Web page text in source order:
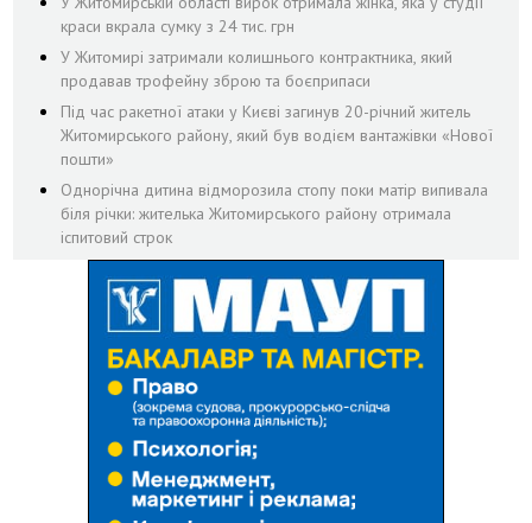
краси вкрала сумку з 24 тис. грн
У Житомирі затримали колишнього контрактника, який
продавав трофейну зброю та боєприпаси
Під час ракетної атаки у Києві загинув 20-річний житель
Житомирського району, який був водієм вантажівки «Нової
пошти»
Однорічна дитина відморозила стопу поки матір випивала
біля річки: жителька Житомирського району отримала
іспитовий строк